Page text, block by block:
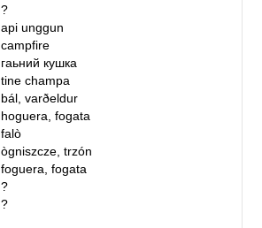
?
api unggun
campfire
гаьний кушка
tine champa
bál, varðeldur
hoguera, fogata
falò
ògniszcze, trzón
foguera, fogata
?
?